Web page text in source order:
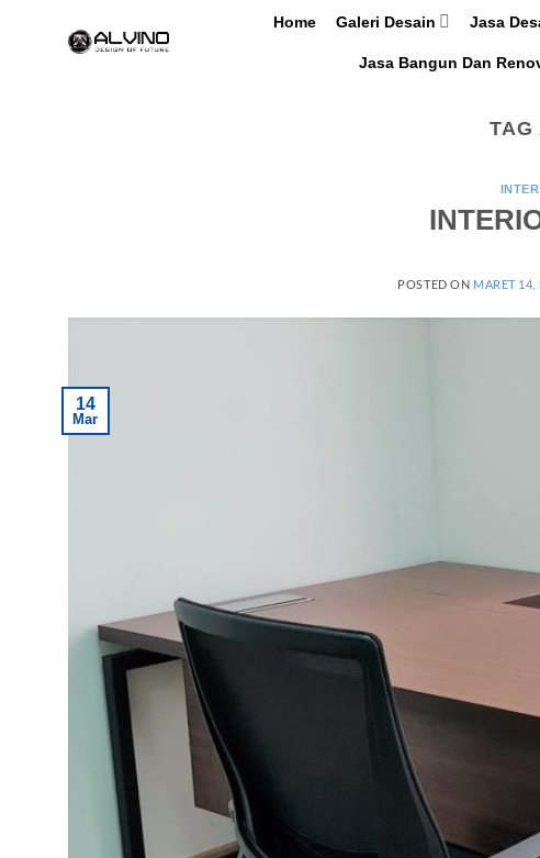
Home Galeri Desain Jasa
Jasa Bangun Dan
TAG
POSTED ON MARET 14,
14
Mar